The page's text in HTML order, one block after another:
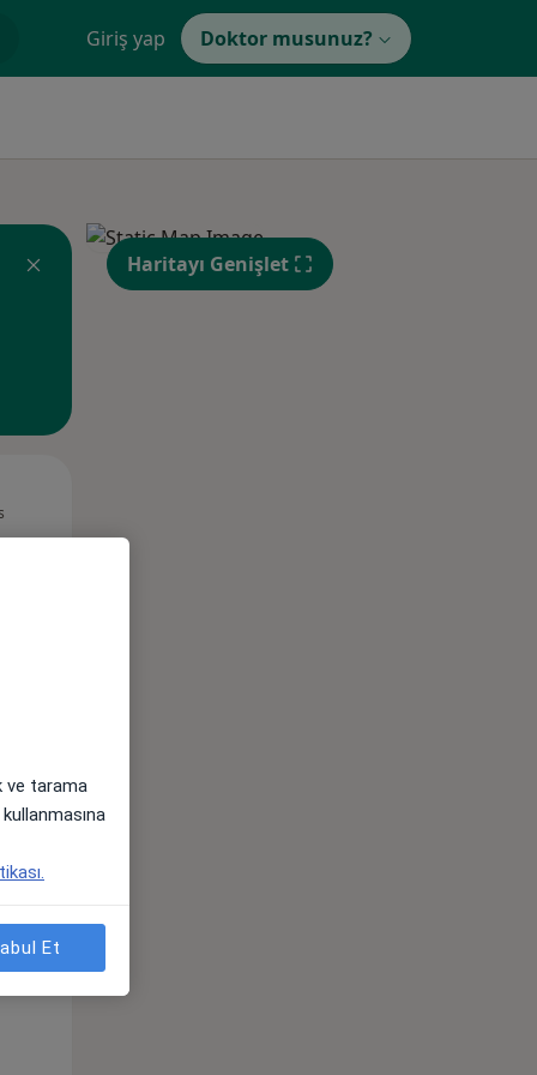
Giriş yap Doktor musunuz?
10 Ağustos
Haritayı Genişlet
ve tarama
Et